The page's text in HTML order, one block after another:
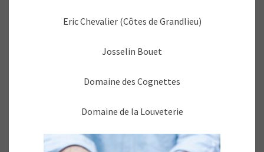
Eric Chevalier (Côtes de Grandlieu)
Josselin Bouet
Domaine des Cognettes
Domaine de la Louveterie